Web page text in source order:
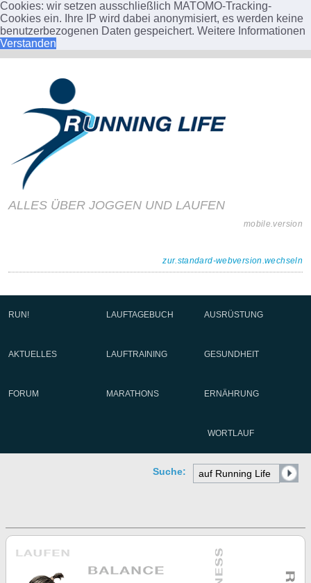
Cookies: wir setzen ausschließlich MATOMO-Tracking-
Cookies ein. Ihre IP wird dabei anonymisiert, es werden keine
benutzerbezogenen Daten gespeichert. Weitere Informationen
Verstanden
ALLES ÜBER JOGGEN UND LAUFEN
mobile.version
zur.standard-webversion.wechseln
RUN! LAUFTAGEBUCH AUSRÜSTUNG
AKTUELLES LAUFTRAINING GESUNDHEIT
FORUM MARATHONS ERNÄHRUNG
WORTLAUF
Suche: